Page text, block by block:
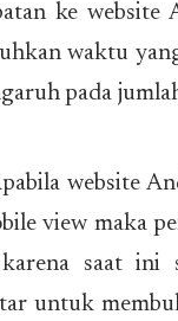
ke
waktu
pada
website
view maka
saat ini
untuk